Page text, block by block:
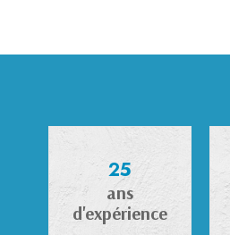
25
ans
d'expérience